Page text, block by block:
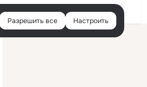
Войти
Разрешить все Настроить